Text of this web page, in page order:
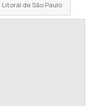
Litoral de São Paulo